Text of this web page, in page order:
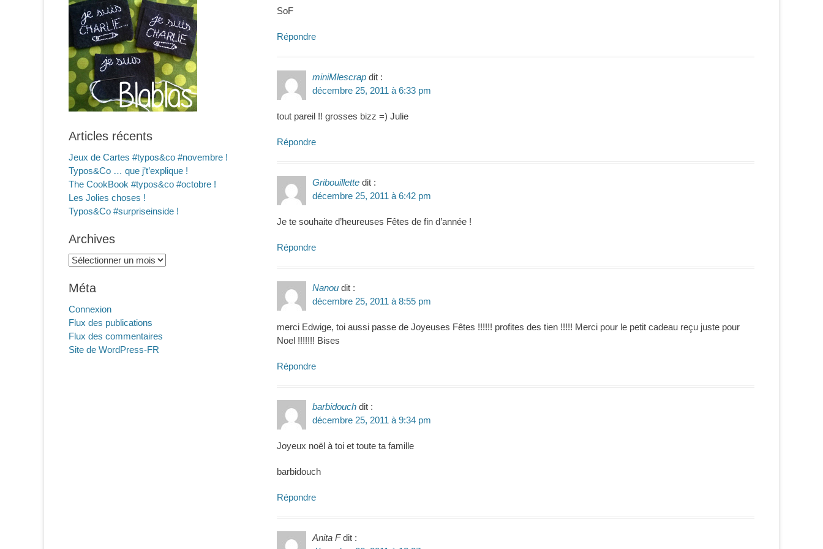
SoF
Répondre
miniMlescrap dit :
décembre 25, 2011 à 6:33 pm
tout pareil !! grosses bizz =) Julie
Répondre
Gribouillette dit :
décembre 25, 2011 à 6:42 pm
Je te souhaite d’heureuses Fêtes de fin d’année !
Répondre
Nanou dit :
décembre 25, 2011 à 8:55 pm
merci Edwige, toi aussi passe de Joyeuses Fêtes !!!!!! profites des tien !!!!! Merci pour le petit cadeau reçu juste pour
Noel !!!!!!! Bises
Répondre
barbidouch dit :
décembre 25, 2011 à 9:34 pm
Joyeux noël à toi et toute ta famille
barbidouch
Répondre
Anita F dit :
Articles récents
Jeux de Cartes #typos&co #novembre !
Typos&Co … que j’t’explique !
The CookBook #typos&co #octobre !
Les Jolies choses !
Typos&Co #surpriseinside !
Archives
Archives
Méta
Connexion
Flux des publications
Flux des commentaires
Site de WordPress-FR